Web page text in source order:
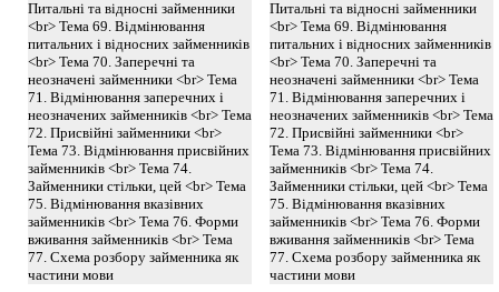
Питальні та відносні займенники
<br> Тема 69. Відмінювання
питальних і відносних займенників
<br> Тема 70. Заперечні та
неозначені займенники <br> Тема
71. Відмінювання заперечних і
неозначених займенників <br> Тема
72. Присвійні займенники <br>
Тема 73. Відмінювання присвійних
займенників <br> Тема 74.
Займенники стільки, цей <br> Тема
75. Відмінювання вказівних
займенників <br> Тема 76. Форми
вживання займенників <br> Тема
77. Схема розбору займенника як
частини мови
Питальні та відносні займенники
<br> Тема 69. Відмінювання
питальних і відносних займенників
<br> Тема 70. Заперечні та
неозначені займенники <br> Тема
71. Відмінювання заперечних і
неозначених займенників <br> Тема
72. Присвійні займенники <br>
Тема 73. Відмінювання присвійних
займенників <br> Тема 74.
Займенники стільки, цей <br> Тема
75. Відмінювання вказівних
займенників <br> Тема 76. Форми
вживання займенників <br> Тема
77. Схема розбору займенника як
частини мови